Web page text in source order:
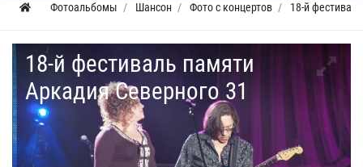
Фотоальбомы Шансон Фото с концертов 18-й
18-й фестиваль памяти
Аркадия Северного 31